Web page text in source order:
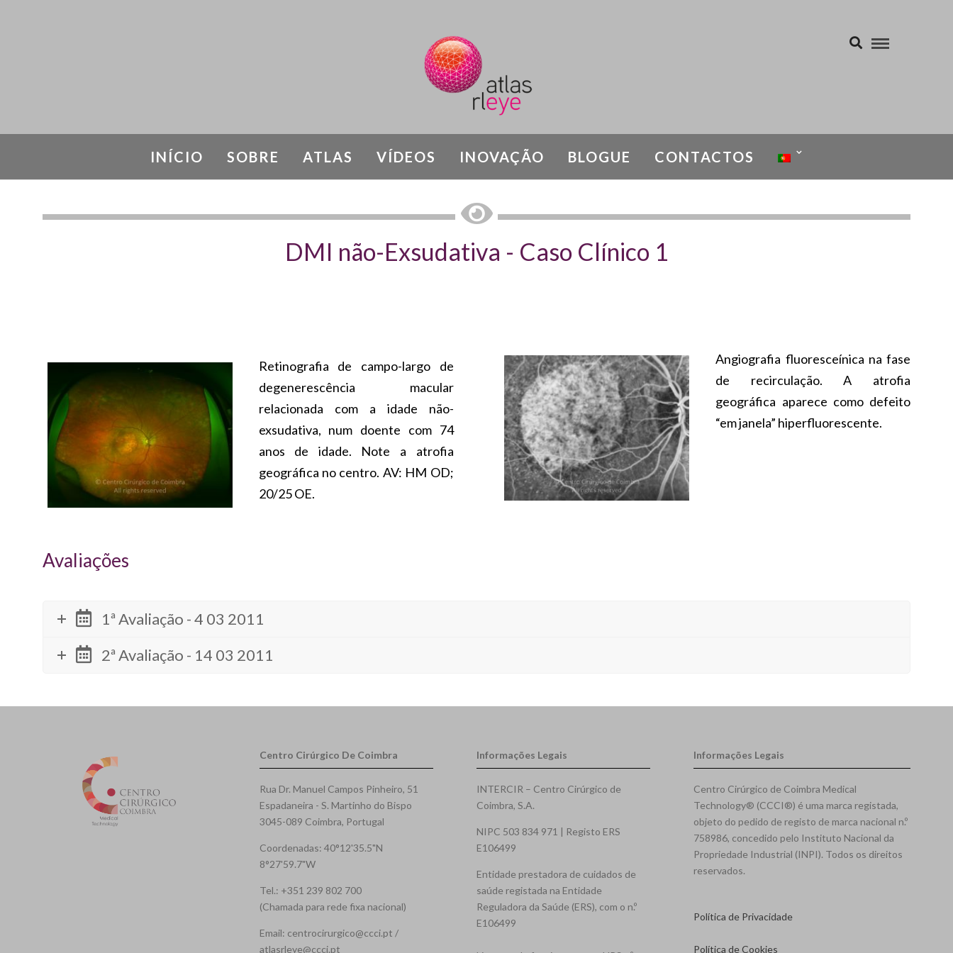
INÍCIO SOBRE ATLAS VÍDEOS INOVAÇÃO BLOGUE CONTACTOS
DMI não-Exsudativa - Caso Clínico 1
Retinografia de campo-largo de
degenerescência macular
relacionada com a idade não-
exsudativa, num doente com 74
anos de idade. Note a atrofia
geográfica no centro. AV: HM OD;
20/25 OE.
Angiografia fluoresceínica na fase
de recirculação. A atrofia
geográfica aparece como defeito
“em janela” hiperfluorescente.
Avaliações
1ª Avaliação - 4 03 2011
2ª Avaliação - 14 03 2011
Centro Cirúrgico De Coimbra
Rua Dr. Manuel Campos Pinheiro, 51
Espadaneira - S. Martinho do Bispo
3045-089 Coimbra, Portugal
Coordenadas: 40°12'35.5"N
8°27'59.7"W
Tel.: +351 239 802 700
(Chamada para rede fixa nacional)
Email: centrocirurgico@ccci.pt /
atlasrleye@ccci.pt
Informações Legais
INTERCIR – Centro Cirúrgico de
Coimbra, S.A.
NIPC 503 834 971 | Registo ERS
E106499
Entidade prestadora de cuidados de
saúde registada na Entidade
Reguladora da Saúde (ERS), com o n.º
E106499
Informações Legais
Centro Cirúrgico de Coimbra Medical
Technology® (CCCI®) é uma marca registada,
objeto do pedido de registo de marca nacional n.º
758986, concedido pelo Instituto Nacional da
Propriedade Industrial (INPI). Todos os direitos
reservados.
Política de Privacidade
Política de Cookies